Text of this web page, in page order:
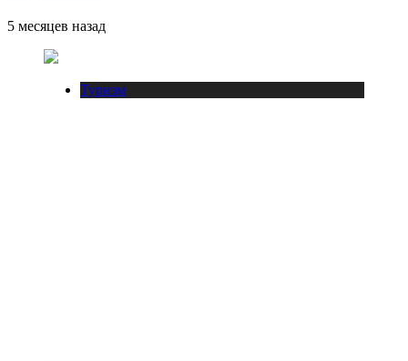
5 месяцев назад
Туризм